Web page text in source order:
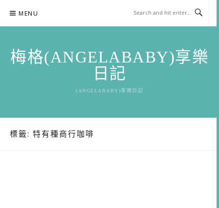
content
MENU
梅格(ANGELABABY)享樂
日記
(ANGELABABY)享樂日記
標籤: 特有種商行咖啡